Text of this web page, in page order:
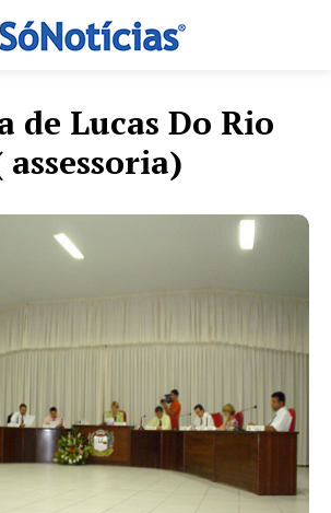
Só Notícias
de Lucas Do Rio
assessoria)